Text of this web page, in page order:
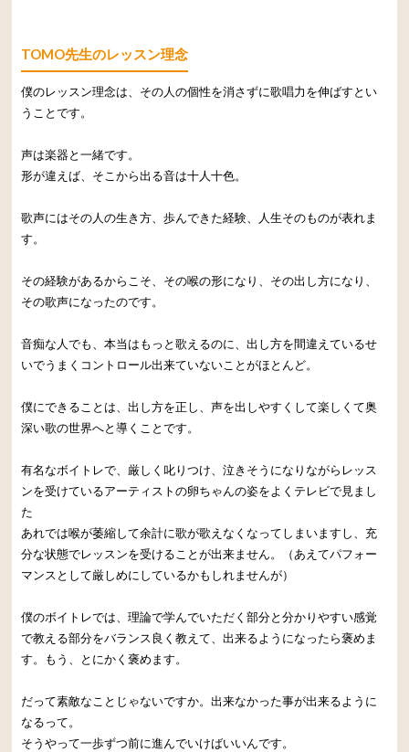
TOMO先生のレッスン理念
僕のレッスン理念は、その人の個性を消さずに歌唱力を伸ばすとい
うことです。
声は楽器と一緒です。
形が違えば、そこから出る音は十人十色。
歌声にはその人の生き方、歩んできた経験、人生そのものが表れま
す。
その経験があるからこそ、その喉の形になり、その出し方になり、
その歌声になったのです。
音痴な人でも、本当はもっと歌えるのに、出し方を間違えているせ
いでうまくコントロール出来ていないことがほとんど。
僕にできることは、出し方を正し、声を出しやすくして楽しくて奥
深い歌の世界へと導くことです。
有名なボイトレで、厳しく叱りつけ、泣きそうになりながらレッス
ンを受けているアーティストの卵ちゃんの姿をよくテレビで見まし
た
あれでは喉が萎縮して余計に歌が歌えなくなってしまいますし、充
分な状態でレッスンを受けることが出来ません。（あえてパフォー
マンスとして厳しめにしているかもしれませんが）
僕のボイトレでは、理論で学んでいただく部分と分かりやすい感覚
で教える部分をバランス良く教えて、出来るようになったら褒めま
す。もう、とにかく褒めます。
だって素敵なことじゃないですか。出来なかった事が出来るように
なるって。
そうやって一歩ずつ前に進んでいけばいいんです。